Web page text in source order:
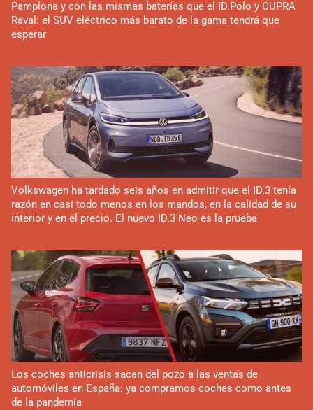
Pamplona y con las mismas baterías que el ID.Polo y CUPRA
Raval: el SUV eléctrico más barato de la gama tendrá que
esperar
Volkswagen ha tardado seis años en admitir que el ID.3 tenía
razón en casi todo menos en los mandos, en la calidad de su
interior y en el precio. El nuevo ID.3 Neo es la prueba
Los coches anticrisis sacan del pozo a las ventas de
automóviles en España: ya compramos coches como antes
de la pandemia